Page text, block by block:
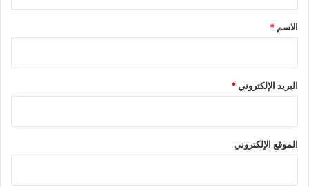
ة
ع
ه
*
الاسم *
البريد الإلكتروني*
الموقع الإلكتروني